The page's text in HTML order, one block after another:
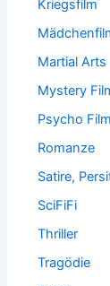
Kriegsfilm
Martial Arts
Mystery
Psycho Film
Romanze
Satire,
SciFiFi
Thriller
Tragödie